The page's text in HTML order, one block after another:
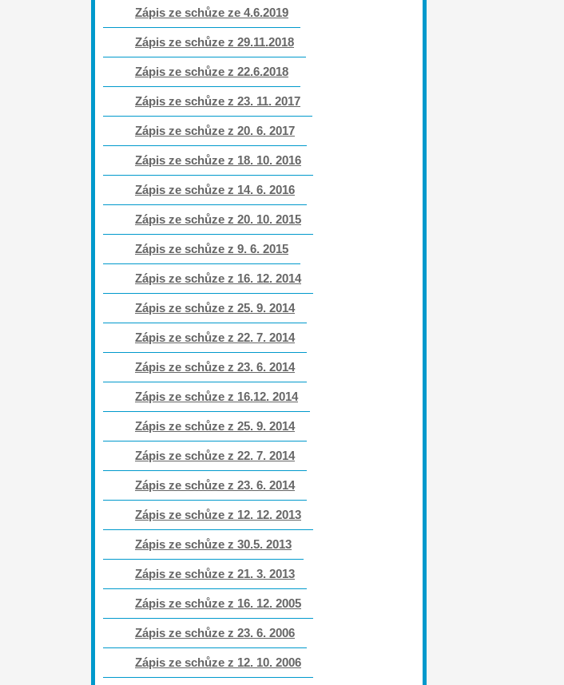
Zápis ze schůze ze 4.6.2019
Zápis ze schůze z 29.11.2018
Zápis ze schůze z 22.6.2018
Zápis ze schůze z 23. 11. 2017
Zápis ze schůze z 20. 6. 2017
Zápis ze schůze z 18. 10. 2016
Zápis ze schůze z 14. 6. 2016
Zápis ze schůze z 20. 10. 2015
Zápis ze schůze z 9. 6. 2015
Zápis ze schůze z 16. 12. 2014
Zápis ze schůze z 25. 9. 2014
Zápis ze schůze z 22. 7. 2014
Zápis ze schůze z 23. 6. 2014
Zápis ze schůze z 16.12. 2014
Zápis ze schůze z 25. 9. 2014
Zápis ze schůze z 22. 7. 2014
Zápis ze schůze z 23. 6. 2014
Zápis ze schůze z 12. 12. 2013
Zápis ze schůze z 30.5. 2013
Zápis ze schůze z 21. 3. 2013
Zápis ze schůze z 16. 12. 2005
Zápis ze schůze z 23. 6. 2006
Zápis ze schůze z 12. 10. 2006